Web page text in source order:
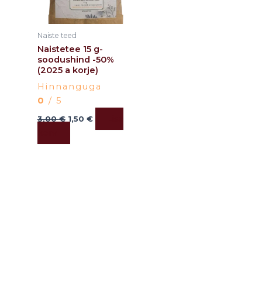
Naiste teed
Naistetee 15 g-
soodushind -50%
(2025 a korje)
Hinnanguga
0 / 5
3,00€ 1,50 €